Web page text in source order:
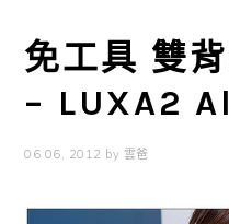
免工具 雙
– LUXA2
06 06, 2012 by 雲爸